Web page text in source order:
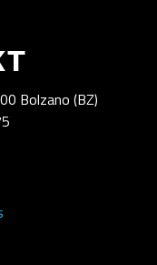
Bolzano (BZ)